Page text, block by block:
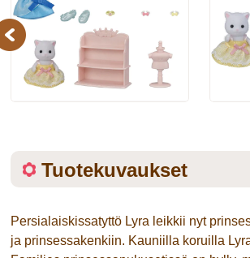
Previous
Tuotekuvaukset
Persialaiskissatyttö Lyra leikkii nyt
ja prinsessakenkiin. Kauniilla koruilla